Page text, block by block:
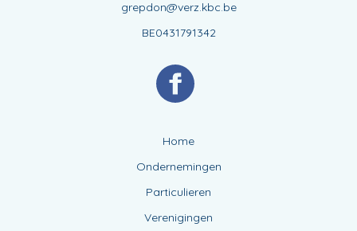
grepdon@verz.kbc.be
BE0431791342
Home
Ondernemingen
Particulieren
Verenigingen